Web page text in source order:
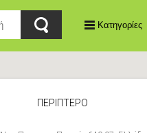
Κατηγορίες
ΠΕΡΙΠΤΕΡΟ